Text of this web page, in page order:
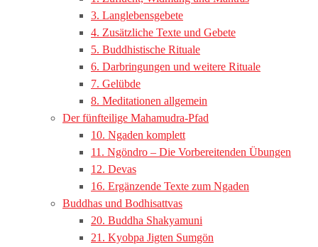
3. Langlebensgebete
4. Zusätzliche Texte und Gebete
5. Buddhistische Rituale
6. Darbringungen und weitere Rituale
7. Gelübde
8. Meditationen allgemein
Der fünfteilige Mahamudra-Pfad
10. Ngaden komplett
11. Ngöndro – Die Vorbereitenden Übungen
12. Devas
16. Ergänzende Texte zum Ngaden
Buddhas und Bodhisattvas
20. Buddha Shakyamuni
21. Kyobpa Jigten Sumgön